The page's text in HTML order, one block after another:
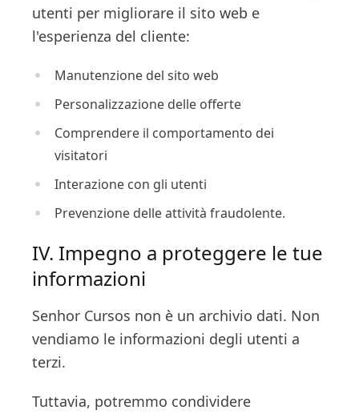
utenti per migliorare il sito web e
l'esperienza del cliente:
Manutenzione del sito web
Personalizzazione delle offerte
Comprendere il comportamento dei
visitatori
Interazione con gli utenti
Prevenzione delle attività fraudolente.
IV. Impegno a proteggere le tue
informazioni
Senhor Cursos non è un archivio dati. Non
vendiamo le informazioni degli utenti a
terzi.
Tuttavia, potremmo condividere